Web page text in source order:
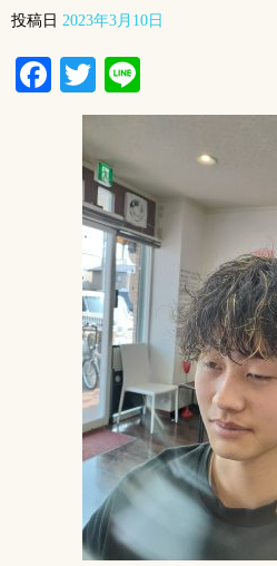
投稿日 2023年3月10日
Facebook
Twitter